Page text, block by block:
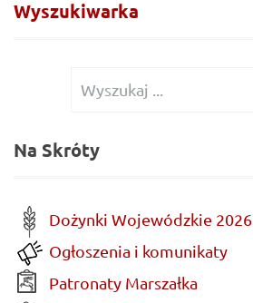
Wyszukiwarka
Wyszukiwanie dla:
Na Skróty
Dożynki Wojewódzkie 2026
Ogłoszenia i komunikaty
Patronaty Marszałka